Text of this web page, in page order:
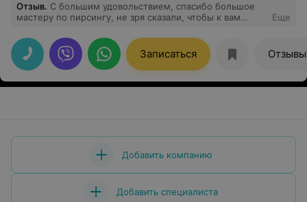
Отзыв. С большим удовольствием, спасибо большое
мастеру по пирсингу, не зря сказали, чтобы к вам
самое главное, не больно, я даже не поняла, когда она
все сделала.... Спасибо вам большое, я обязательно
приду еще!!!
Еще
Записаться Отзывы
Добавить компанию
Добавить специалиста